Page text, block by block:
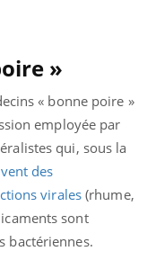
»
« bonne poire »
employée par
qui, sous la
des
virales(rhume,
sont
bactériennes.